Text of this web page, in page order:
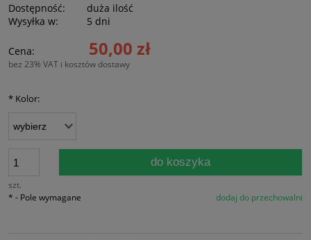
Dostępność:
duża ilość
Wysyłka w:
5 dni
Cena: 50,00 zł
bez 23% VAT i kosztów dostawy
* Kolor:
szt.
do koszyka
dodaj do przechowalni
* - Pole wymagane